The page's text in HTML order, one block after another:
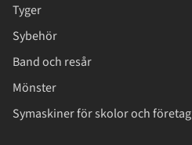
Tyger
Sybehör
Band och resår
Mönster
Symaskiner för skolor och företag